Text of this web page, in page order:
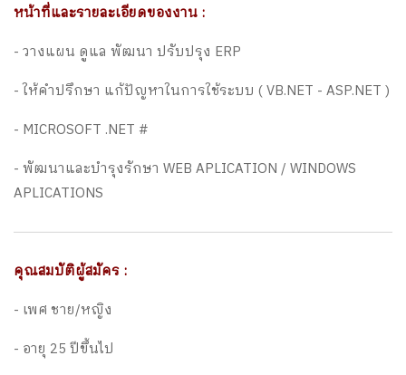
หน้าที่และรายละเอียดของงาน :
- วางแผน ดูแล พัฒนา ปรับปรุง ERP
- ให้คำปรึกษา แก้ปัญหาในการใช้ระบบ ( VB.NET - ASP.NET )
- MICROSOFT .NET #
- พัฒนาและบำรุงรักษา WEB APLICATION / WINDOWS
APLICATIONS
คุณสมบัติผู้สมัคร :
- เพศ ชาย/หญิง
- อายุ 25 ปีขึ้นไป